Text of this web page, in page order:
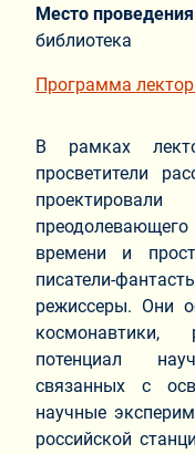
Место
библиотека
Программа
В рамках
просветители
времени и
писатели-
режиссеры. Они
космонавтики,
потенциал
связанных с
научные
российской